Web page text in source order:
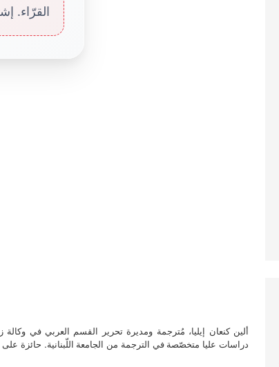
القرّاء.
ألين كنعان إيليا، مُترجمة ومديرة تحرير القسم العربي في
دراسات عليا متخصّصة في الترجمة من الجامعة اللّبنانية. حائزة على